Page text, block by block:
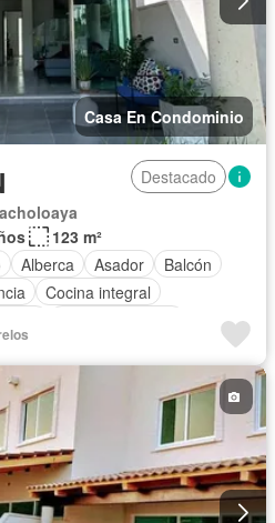
Casa En Condominio
Destacado
123 m²
Alberca Asador
Balcón
Cocina integral
Terraza
Vista panorámica
amueblar